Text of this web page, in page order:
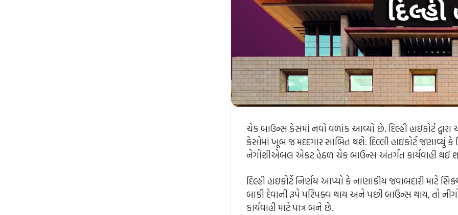
ચેક બાઉન્સ કેસમાં નવો વળાંક આવ્યો છે. દિલ્હી હાઇકોર્ટ
કેસોમાં ખૂબ જ મદદગાર સાબિત થશે. દિલ્લી હાઇકોર્ટ
નેગોશીએબલ એકટ હેઠળ ચેક બાઉન્સ અંતર્ગત કાર્યવાહી થઈ
દિલ્હી હાઇકોર્ટે નિર્ણય આપ્યો કે નાણાકીય જવાબદારી માટે
બાકી દેવાની રૂપે પરિપક્વ થાય અને પછી બાઉન્સ થાય, તો
કાર્યવાહી માટે પાત્ર બને છે.